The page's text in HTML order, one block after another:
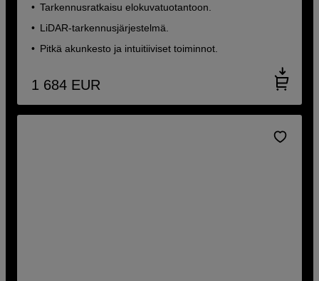
Tarkennusratkaisu elokuvatuotantoon.
LiDAR-tarkennusjärjestelmä.
Pitkä akunkesto ja intuitiiviset toiminnot.
1 684 EUR